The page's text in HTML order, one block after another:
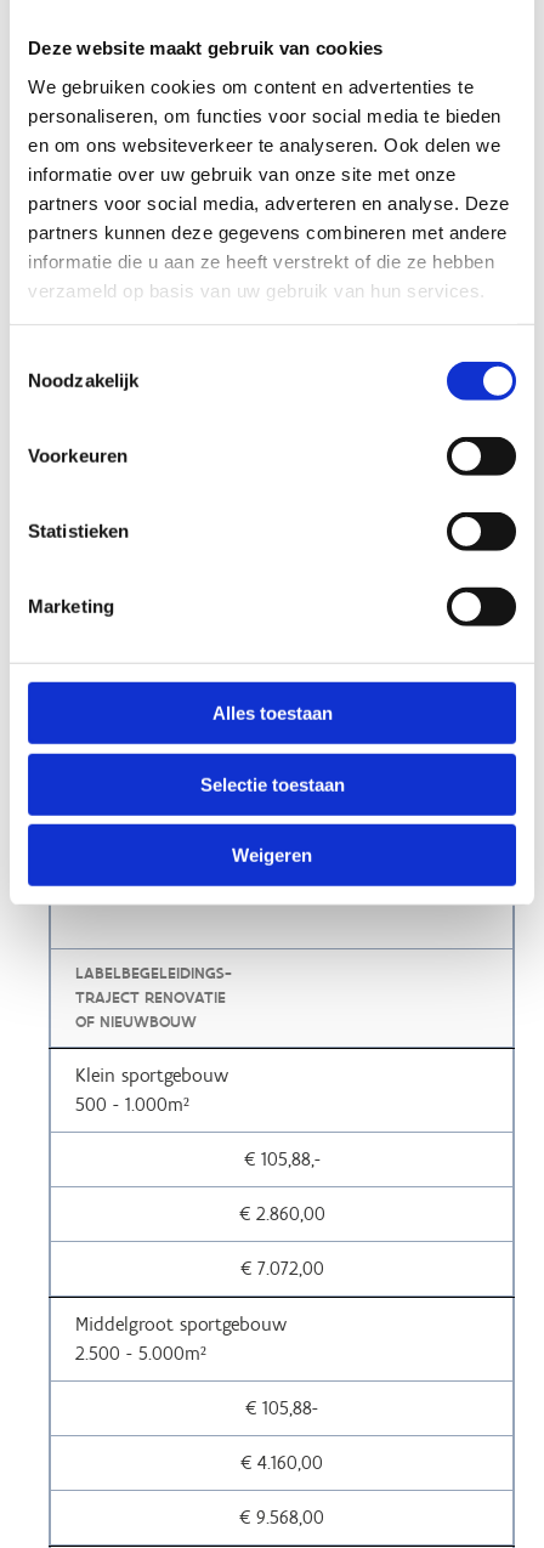
Deze website maakt gebruik van cookies
We gebruiken cookies om content en advertenties te
personaliseren, om functies voor social media te bieden
en om ons websiteverkeer te analyseren. Ook delen we
informatie over uw gebruik van onze site met onze
partners voor social media, adverteren en analyse. Deze
partners kunnen deze gegevens combineren met andere
informatie die u aan ze heeft verstrekt of die ze hebben
verzameld op basis van uw gebruik van hun services.
Noodzakelijk
Voorkeuren
Statistieken
Marketing
Alles toestaan
Selectie toestaan
Weigeren
toegankelijke
Vraag een offerte op maat, want de kostprijs hangt af
Hier krijg je al een idee van de richtprijzen 2026 (prijzen
onderhevig aan indexering).
TYPE GEBOUW
LABELBEGELEIDINGS-
TRAJECT RENOVATIE
OF NIEUWBOUW
Klein sportgebouw
500 - 1.000m²
€ 105,88,-
€ 2.860,00
€ 7.072,00
Middelgroot sportgebouw
2.500 - 5.000m²
€ 105,88-
€ 4.160,00
€ 9.568,00